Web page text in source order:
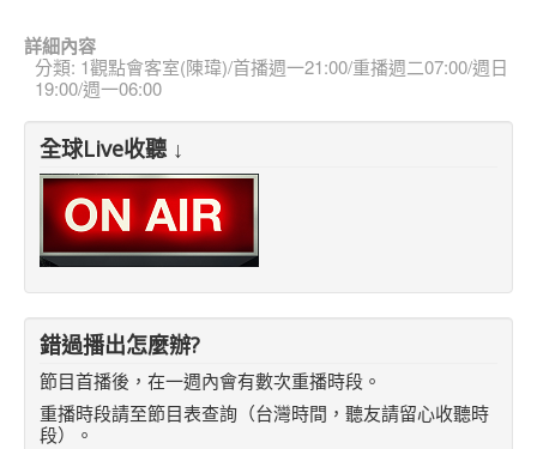
詳細內容
分類: 1觀點會客室(陳瑋)/首播週一21:00/重播週二07:00/週日
19:00/週一06:00
全球Live收聽 ↓
錯過播出怎麼辦?
節目首播後，在一週內會有數次重播時段。
重播時段請至節目表查詢（台灣時間，聽友請留心收聽時
段）。